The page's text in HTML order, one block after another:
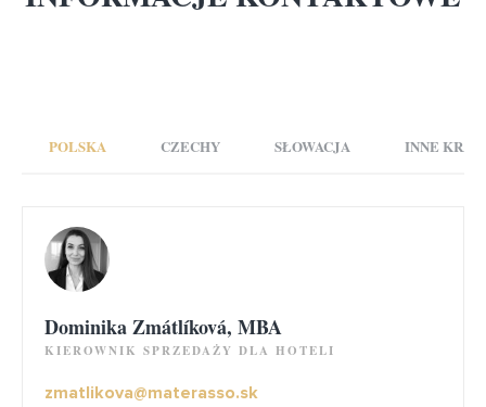
POLSKA CZECHY SŁOWACJA INNE
Dominika Zmátlíková, MBA
KIEROWNIK SPRZEDAŻY DLA HOTELI
zmatlikova@materasso.sk